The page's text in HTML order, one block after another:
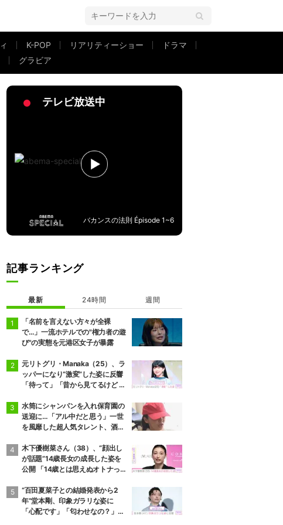
K-POP リアリティーショー
ドラマ
グラビア
る」
テレビ放送中
バカンスの法則 Épisode 1~6
記事ランキング
最新 24時間 週間
「名前を言えない方々が全裸
で…」一流ホテルでの"権力者の遊
び"の実態を元港区女子が暴露
元リトグリ・Manaka（25）、ラ
ッパーになり“激変”した姿に反響
「待って」「昔から見てるけど 最
水筒にシャンパンを入れ保育園の
送迎に…「アル中だと思う」一世
を風靡した超人気タレント、酒漬
木下優樹菜さん（38）、“顔出し
が話題”14歳長女の成長した姿を
公開 「14歳とは思えぬオトナっぽ
ぎる」など反響
“百田夏菜子との結婚発表から2
年”堂本剛、印象ガラリな姿に
「心配です」「匂わせなの？」な